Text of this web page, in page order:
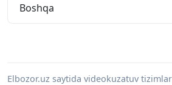
Boshqa
Elbozor.uz saytida videokuzatuv